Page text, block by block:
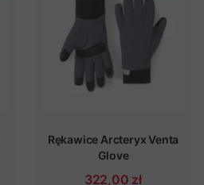
Rękawice Arcteryx Venta
Glove
322,00 zł